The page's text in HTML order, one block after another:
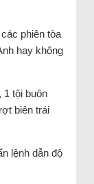
phiên tòa
hay không
1 tội buôn
biên trái
lệnh dẫn độ